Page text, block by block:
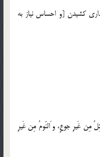
كشيدن [و احساس نياز به
مِن غَيرِ جوعٍ، و َالنّومُ مِن غَيرِ